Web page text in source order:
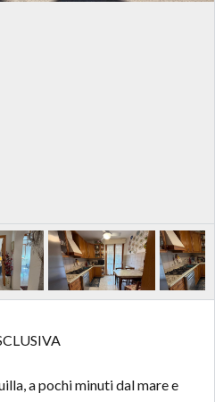
a pochi minuti dal mare e